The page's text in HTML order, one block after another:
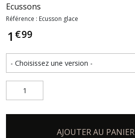
Ecussons
Référence : Ecusson glace
1 €99
AJOUTER AU PANIER